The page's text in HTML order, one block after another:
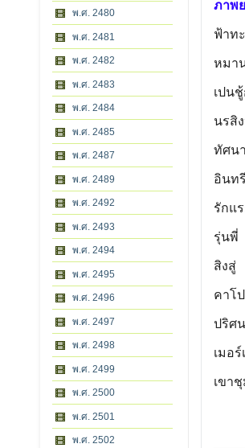
พ.ศ. 2480
พ.ศ. 2481
พ.ศ. 2482
พ.ศ. 2483
พ.ศ. 2484
พ.ศ. 2485
พ.ศ. 2487
พ.ศ. 2489
พ.ศ. 2492
พ.ศ. 2493
พ.ศ. 2494
พ.ศ. 2495
พ.ศ. 2496
พ.ศ. 2497
พ.ศ. 2498
พ.ศ. 2499
พ.ศ. 2500
พ.ศ. 2501
พ.ศ. 2502
ภาพ
ฟ้าท
หมา
เปน
นรสิ
ทัศนา
อินท
รักแ
รุ่นพี่
สิงสู่
คาโ
ปริศ
เมอ
เขา